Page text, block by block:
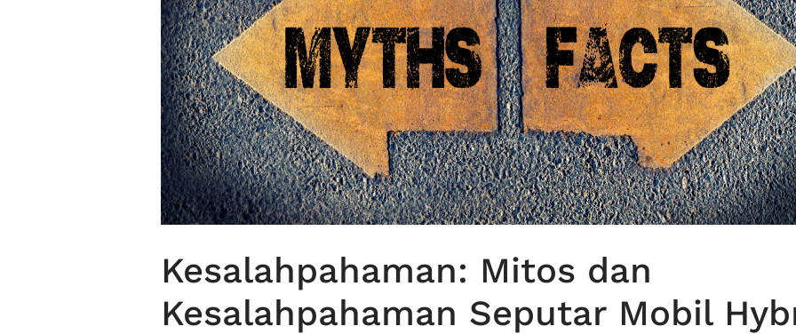
Kesalahpahaman: Mitos dan
Kesalahpahaman Seputar Mobil